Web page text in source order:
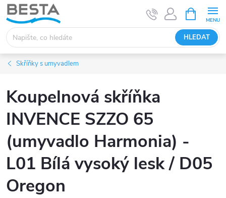
Přejít
na
obsah
HLEDAT
NÁKUPNÍ
KOŠÍK
Skříňky s umyvadlem
Koupelnová skříňka
INVENCE SZZO 65
(umyvadlo Harmonia) -
L01 Bílá vysoký lesk / D05
Oregon